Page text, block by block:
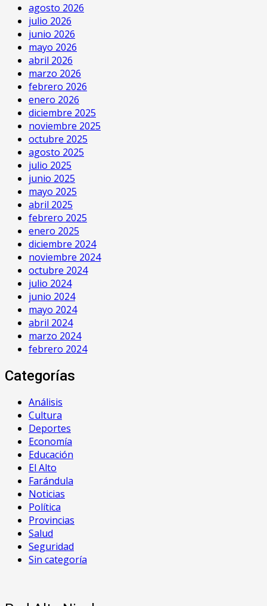
agosto 2026
julio 2026
junio 2026
mayo 2026
abril 2026
marzo 2026
febrero 2026
enero 2026
diciembre 2025
noviembre 2025
octubre 2025
agosto 2025
julio 2025
junio 2025
mayo 2025
abril 2025
febrero 2025
enero 2025
diciembre 2024
noviembre 2024
octubre 2024
julio 2024
junio 2024
mayo 2024
abril 2024
marzo 2024
febrero 2024
Categorías
Análisis
Cultura
Deportes
Economía
Educación
El Alto
Farándula
Noticias
Política
Provincias
Salud
Seguridad
Sin categoría